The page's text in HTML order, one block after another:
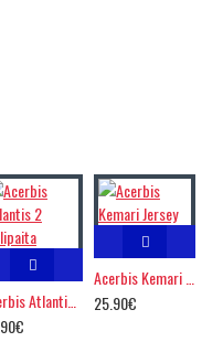
Acerbis Atlantis 2 pelipaita
25.90€